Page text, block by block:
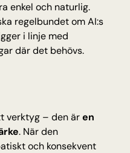
enkel och naturlig.
regelbundet om AI:s
i linje med
där det behövs.
verktyg – den är en
. När den
och konsekvent